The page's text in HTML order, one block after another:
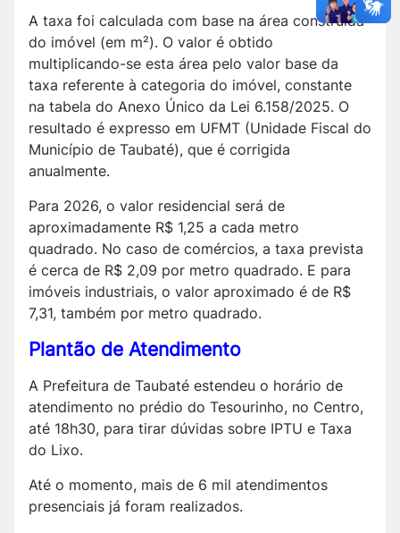
A taxa foi calculada com base na área construída
do imóvel (em m²). O valor é obtido
multiplicando-se esta área pelo valor base da
taxa referente à categoria do imóvel, constante
na tabela do Anexo Único da Lei 6.158/2025. O
resultado é expresso em UFMT (Unidade Fiscal do
Município de Taubaté), que é corrigida
anualmente.
Para 2026, o valor residencial será de
aproximadamente R$ 1,25 a cada metro
quadrado. No caso de comércios, a taxa prevista
é cerca de R$ 2,09 por metro quadrado. E para
imóveis industriais, o valor aproximado é de R$
7,31, também por metro quadrado.
Plantão de Atendimento
A Prefeitura de Taubaté estendeu o horário de
atendimento no prédio do Tesourinho, no Centro,
até 18h30, para tirar dúvidas sobre IPTU e Taxa
do Lixo.
Até o momento, mais de 6 mil atendimentos
presenciais já foram realizados.